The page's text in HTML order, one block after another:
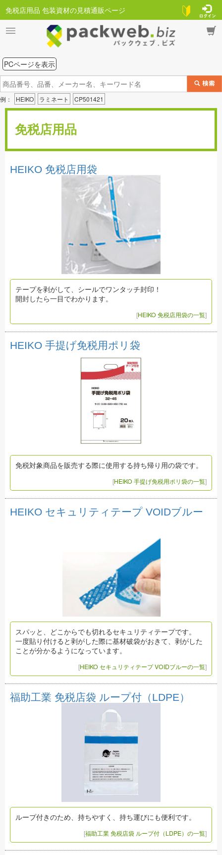
免税店用品 包装資材の見積通販ページ
PCページを表示
例： HEIKO ラミネート CP501421
免税店用品
HEIKO 免税店用袋
テープを剥がして、シールでワンタッチ封印！
開封したら一目でわかります。
[HEIKO 免税店用袋の一覧]
HEIKO 手提げ免税用ポリ袋
免税対象商品を販売する際に使用する持ち帰り用の袋です。
[HEIKO 手提げ免税用ポリ袋の一覧]
HEIKO セキュリティテープ VOIDブルー
スパッと、どこからでも切れるセキュリティテープです。
一度貼り付けると剥がした際に基材破袋がおきて、剥がした
ことが分かるようになっています。
[HEIKO セキュリティテープ VOIDブルーの一覧]
福助工業 免税店袋 ループ付（LDPE）
ループ付きのため、持ちやすく、持ち運びにも便利です。
[福助工業 免税店袋 ループ付（LDPE）の一覧]